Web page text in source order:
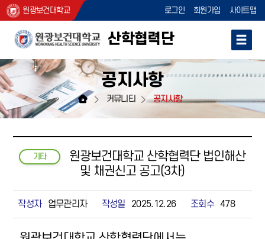
원광보건대학교 로그인 회원가입 사이트맵
산학협력단
공지사항
커뮤니티 공지사항
기타
원광보건대학교 산학협력단 법인해산
및 채권신고 공고(3차)
작성자 업무관리자 작성일 2025.12.26 조회수 478